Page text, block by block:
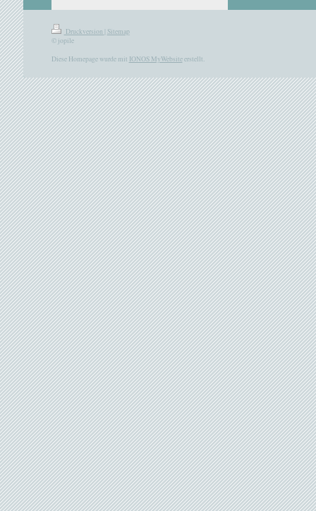
Druckversion Sitemap
© jopile
Diese Homepage wurde mit IONOS MyWebsiteerstellt.